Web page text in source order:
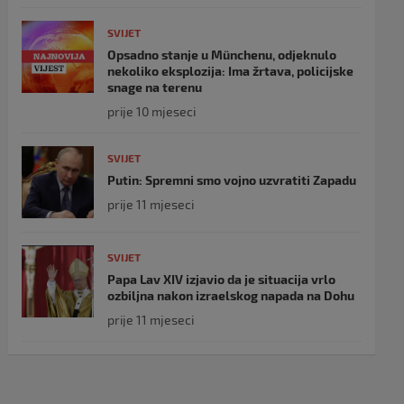
SVIJET
Opsadno stanje u Münchenu, odjeknulo
nekoliko eksplozija: Ima žrtava, policijske
snage na terenu
prije 10 mjeseci
SVIJET
Putin: Spremni smo vojno uzvratiti Zapadu
prije 11 mjeseci
SVIJET
Papa Lav XIV izjavio da je situacija vrlo
ozbiljna nakon izraelskog napada na Dohu
prije 11 mjeseci